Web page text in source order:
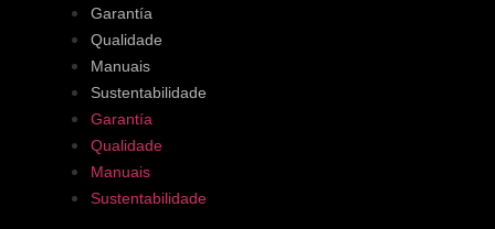
Garantía
Qualidade
Manuais
Sustentabilidade
Garantía
Qualidade
Manuais
Sustentabilidade